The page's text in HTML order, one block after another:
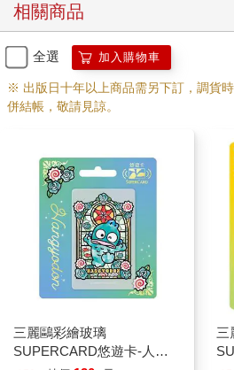
相關商品
全選 加入購物車
※ 出版日十年以上商品需另下訂，調貨
併結帳，敬請見諒。
三麗鷗彩繪玻璃
SUPERCARD悠遊卡-人魚
三